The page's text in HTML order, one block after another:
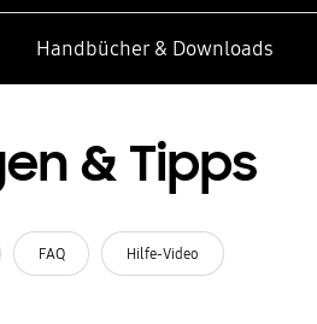
Handbücher & Downloads
& Tipps
FAQ Hilfe-Video